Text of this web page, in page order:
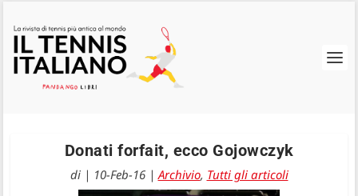
Donati forfait, ecco Gojowczyk
di | 10-Feb-16|Archivio, Tutti gli articoli